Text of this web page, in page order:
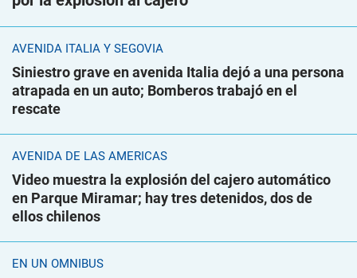
AVENIDA ITALIA Y SEGOVIA
Siniestro grave en avenida Italia dejó a una persona
atrapada en un auto; Bomberos trabajó en el
rescate
AVENIDA DE LAS AMÉRICAS
Video muestra la explosión del cajero automático
en Parque Miramar; hay tres detenidos, dos de
ellos chilenos
EN UN ÓMNIBUS